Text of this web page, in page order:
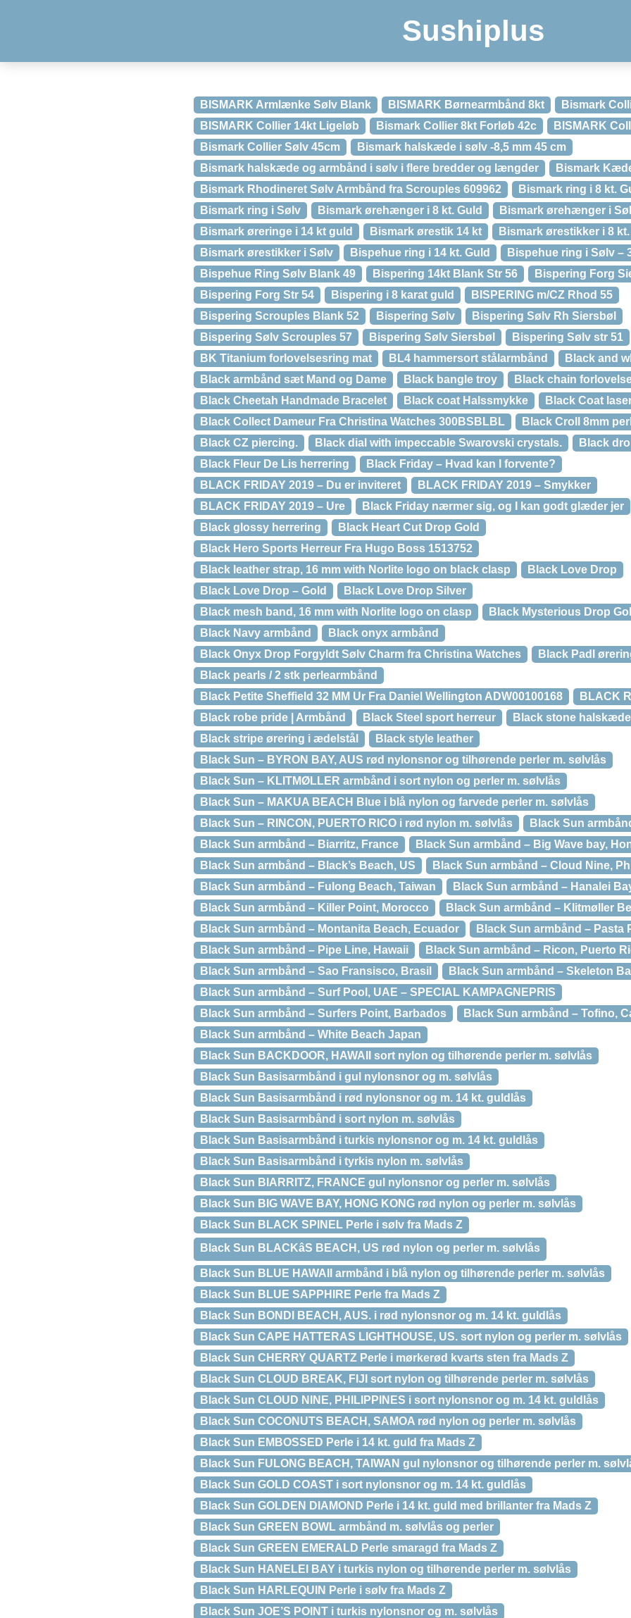
Sushiplus
BISMARK Armlænke Sølv Blank BISMARK Børnearmbånd 8kt
Bismark
BISMARK Collier 14kt Ligeløb
Bismark Collier 8kt Forløb 42c
BISMARK
Bismark Collier Sølv 45cm
Bismark halskæde i sølv -8,5 mm 45 cm
Bismark halskæde og armbånd i sølv i flere bredder og længder
Bismark
Bismark Rhodineret Sølv Armbånd fra Scrouples 609962
Bismark ring i 8 kt.
Bismark ring i Sølv
Bismark ørehænger i 8 kt. Guld
Bismark ørehænger i
Bismark øreringe i 14 kt guld
Bismark ørestik 14 kt
Bismark ørestikker i 8
Bismark ørestikker i Sølv
Bispehue ring i 14 kt. Guld
Bispehue ring i Sølv –
Bispehue Ring Sølv Blank 49
Bispering 14kt Blank Str 56
Bispering Forg
Bispering Forg Str 54
Bispering i 8 karat guld
BISPERING m/CZ Rhod 55
Bispering Scrouples Blank 52
Bispering Sølv
Bispering Sølv Rh Siersbøl
Bispering Sølv Scrouples 57
Bispering Sølv Siersbøl
Bispering Sølv str 51
BK Titanium forlovelsesring mat
BL4 hammersort stålarmbånd
Black and
Black armbånd sæt Mand og Dame
Black bangle troy
Black chain
Black Cheetah Handmade Bracelet
Black coat Halssmykke
Black Coat
Black Collect Dameur Fra Christina Watches 300BSBLBL
Black Croll 8mm
Black CZ piercing.
Black dial with impeccable Swarovski crystals.
Black
Black Fleur De Lis herrering
Black Friday – Hvad kan I forvente?
BLACK FRIDAY 2019 – Du er inviteret
BLACK FRIDAY 2019 – Smykker
BLACK FRIDAY 2019 – Ure
Black Friday nærmer sig, og I kan godt glæder jer
Black glossy herrering
Black Heart Cut Drop Gold
Black Hero Sports Herreur Fra Hugo Boss 1513752
Black leather strap, 16 mm with Norlite logo on black clasp
Black Love Drop
Black Love Drop – Gold
Black Love Drop Silver
Black mesh band, 16 mm with Norlite logo on clasp
Black Mysterious Drop
Black Navy armbånd
Black onyx armbånd
Black Onyx Drop Forgyldt Sølv Charm fra Christina Watches
Black Padl
Black pearls / 2 stk perlearmbånd
Black Petite Sheffield 32 MM Ur Fra Daniel Wellington ADW00100168
BLACK
Black robe pride | Armbånd
Black Steel sport herreur
Black stone
Black stripe ørering i ædelstål
Black style leather
Black Sun – BYRON BAY, AUS rød nylonsnor og tilhørende perler m. sølvlås
Black Sun – KLITMØLLER armbånd i sort nylon og perler m. sølvlås
Black Sun – MAKUA BEACH Blue i blå nylon og farvede perler m. sølvlås
Black Sun – RINCON, PUERTO RICO i rød nylon m. sølvlås
Black Sun
Black Sun armbånd – Biarritz, France
Black Sun armbånd – Big Wave bay,
Black Sun armbånd – Black’s Beach, US
Black Sun armbånd – Cloud Nine,
Black Sun armbånd – Fulong Beach, Taiwan
Black Sun armbånd – Hanalei
Black Sun armbånd – Killer Point, Morocco
Black Sun armbånd – Klitmøller
Black Sun armbånd – Montanita Beach, Ecuador
Black Sun armbånd – Pasta
Black Sun armbånd – Pipe Line, Hawaii
Black Sun armbånd – Ricon, Puerto
Black Sun armbånd – Sao Fransisco, Brasil
Black Sun armbånd – Skeleton
Black Sun armbånd – Surf Pool, UAE – SPECIAL KAMPAGNEPRIS
Black Sun armbånd – Surfers Point, Barbados
Black Sun armbånd – Tofino,
Black Sun armbånd – White Beach Japan
Black Sun BACKDOOR, HAWAII sort nylon og tilhørende perler m. sølvlås
Black Sun Basisarmbånd i gul nylonsnor og m. sølvlås
Black Sun Basisarmbånd i rød nylonsnor og m. 14 kt. guldlås
Black Sun Basisarmbånd i sort nylon m. sølvlås
Black Sun Basisarmbånd i turkis nylonsnor og m. 14 kt. guldlås
Black Sun Basisarmbånd i tyrkis nylon m. sølvlås
Black Sun BIARRITZ, FRANCE gul nylonsnor og perler m. sølvlås
Black Sun BIG WAVE BAY, HONG KONG rød nylon og perler m. sølvlås
Black Sun BLACK SPINEL Perle i sølv fra Mads Z
Black Sun BLACKâS BEACH, US rød nylon og perler m. sølvlås
Black Sun BLUE HAWAII armbånd i blå nylon og tilhørende perler m. sølvlås
Black Sun BLUE SAPPHIRE Perle fra Mads Z
Black Sun BONDI BEACH, AUS. i rød nylonsnor og m. 14 kt. guldlås
Black Sun CAPE HATTERAS LIGHTHOUSE, US. sort nylon og perler m. sølvlås
Black Sun CHERRY QUARTZ Perle i mørkerød kvarts sten fra Mads Z
Black Sun CLOUD BREAK, FIJI sort nylon og tilhørende perler m. sølvlås
Black Sun CLOUD NINE, PHILIPPINES i sort nylonsnor og m. 14 kt. guldlås
Black Sun COCONUTS BEACH, SAMOA rød nylon og perler m. sølvlås
Black Sun EMBOSSED Perle i 14 kt. guld fra Mads Z
Black Sun FULONG BEACH, TAIWAN gul nylonsnor og tilhørende perler m.
Black Sun GOLD COAST i sort nylonsnor og m. 14 kt. guldlås
Black Sun GOLDEN DIAMOND Perle i 14 kt. guld med brillanter fra Mads Z
Black Sun GREEN BOWL armbånd m. sølvlås og perler
Black Sun GREEN EMERALD Perle smaragd fra Mads Z
Black Sun HANELEI BAY i turkis nylon og tilhørende perler m. sølvlås
Black Sun HARLEQUIN Perle i sølv fra Mads Z
Black Sun JOE’S POINT i turkis nylonsnor og m. sølvlås